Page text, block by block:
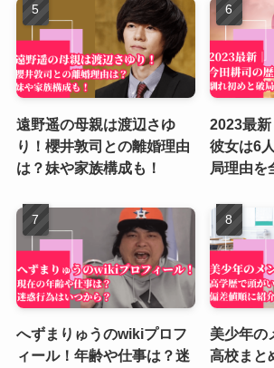
遠野遥の母親は渡辺さゆ
り！櫻井敦司との離婚理由
は？妹や家族構成も！
2023最
彼女は6
局理由を
へずまりゅうのwikiプロフ
ィール！年齢や仕事は？迷
美少年の
高校まと